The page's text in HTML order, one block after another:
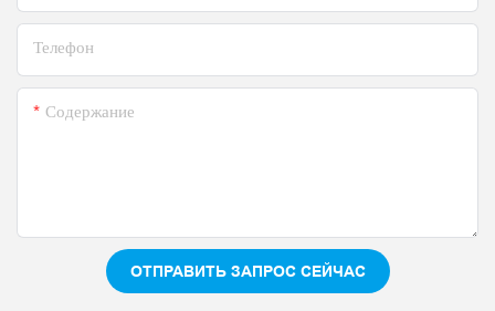
Телефон
Содержание
ОТПРАВИТЬ ЗАПРОС СЕЙЧАС